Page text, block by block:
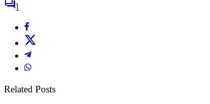
1
Related Posts